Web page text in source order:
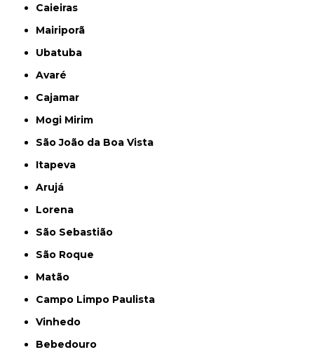
Caieiras
Mairiporã
Ubatuba
Avaré
Cajamar
Mogi Mirim
São João da Boa Vista
Itapeva
Arujá
Lorena
São Sebastião
São Roque
Matão
Campo Limpo Paulista
Vinhedo
Bebedouro